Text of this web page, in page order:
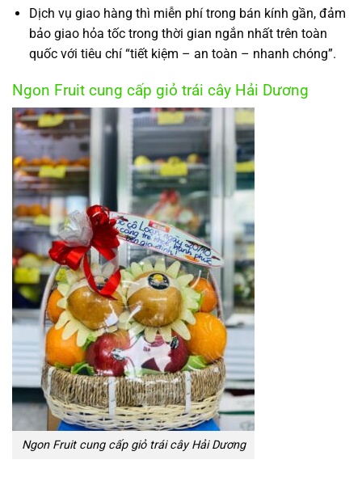
Dịch vụ giao hàng thì miễn phí trong bán kính gần, đảm
bảo giao hỏa tốc trong thời gian ngắn nhất trên toàn
quốc với tiêu chí “tiết kiệm – an toàn – nhanh chóng”.
Ngon Fruit cung cấp giỏ trái cây Hải Dương
Ngon Fruit cung cấp giỏ trái cây Hải Dương